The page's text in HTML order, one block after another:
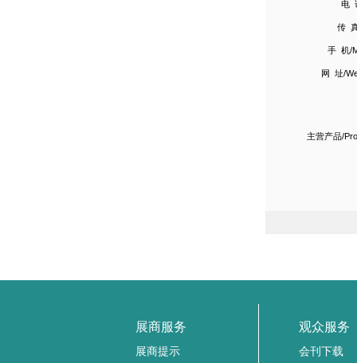
展商服务
展商提示
观众服务
会刊下载